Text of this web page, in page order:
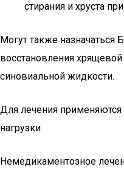
стирания и хруста
Могут также
восстановления
синовиальной жидкости.
Для лечения
нагрузки
Немедикаментозное